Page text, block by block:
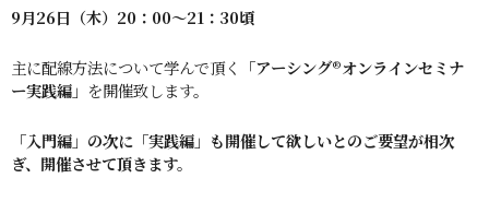
9月26日（木）20：00～21：30頃
主に配線方法について学んで頂く
「アーシング®︎オンラインセミナ
ー実践編」 を開催致します。
「入門編」の次に「実践編」も開催して欲しいとのご要望が相次
ぎ、 開催させて頂きます。